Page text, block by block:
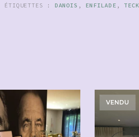
ÉTIQUETTES : DANOIS , ENFILADE , TECK
VENDU